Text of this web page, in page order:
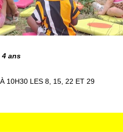
4 ans
10H30 LES 8, 15, 22 ET 29